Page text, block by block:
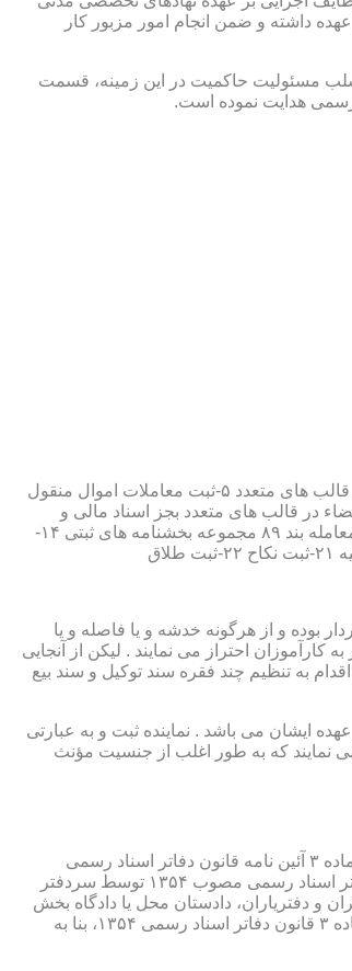
داشته و ضمن انجام امور مزبور کار
مسئولیت حاکمیت در این زمینه، قسمت
رسمی هدایت نموده است.
۱-ثبت اسناد مطابق مقررات قانونی ۲-ارائه مواد مصدق از اسناد ثبت شده ۳-تصدیق صحت امضاء،قبول و حفظ اسناد امانتی ۴-ثبت معاملات شرطی و رهنی در قالب های متعدد ۵-ثبت معاملات اموال منقول
در قالبهای عهدی و تکمیلی ۸-ثبت اقرارنامه در قالب های متعدد ۹-ثبت وکالت در قالب های متعدد ۱۰-گواهی امضاء در قالب های متعدد بجز اسناد مالی و
معاملاتی ۱۱-تصدیق کپی اسناد و اوراق مراجعین ۱۲-دریافت قبوض سپرده مستاجرین در قالب بند ۵۲ مجموعه بخشنامه های ثبتی ۱۳-صدور گواهی عدم انجام معامله بند ۸۹ مجموعه بخشنامه های ثبتی ۱۴-
بوده و از هرگونه خدشه و یا فاصله و یا
احتراز می نمایند . لیکن از آنجایی
به تنظیم چند فقره سند توکیل و سند بیع
عهده ایشان می باشد . نماینده ثبت و به عبارتی
نمایند که به طور اغلب از جنسیت مؤنث
یكی از مناصب بسیار مهم، خطیر و مورد بحث در حقوق مربوط به دفاتر اسناد رسمی، منصب دفتر یاری است. برخلاف سران دفاتر اسناد رسمی كه به موجب ماده ۳ آئین نامه قانون دفاتر اسناد رسمی
(اصلاحی ۲۷/۱۱/۱۳۶۰) به طور سراسری و عمومی، از طریق آگهی، امتحانات ورودی و اختبار، انتخاب گردیده یا به موجب اختیارات حاصله از ماده ۶۹ قانون دفاتر اسناد رسمی مصوب ۱۳۵۴ توسط سردفتر
و دفتریاران، دادستان محل یا دادگاه بخش
(حسب مورد) توسط سازمان ثبت اسناد و املاك كشور پیشنهاد و با ابلاغ ریاست قوه قضائیه به این سمت منصوب خواهند شد. دفتریاران، مطابق قسمت اخیر ماده ۳ قانون دفاتر اسناد رسمی ۱۳۵۴، بنا به